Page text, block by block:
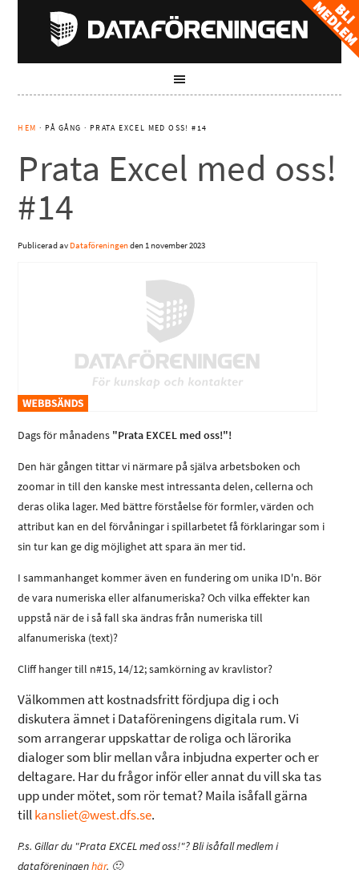
HEM · PÅ GÅNG · PRATA EXCEL MED OSS! #14
Prata Excel med oss!
#14
Publicerad av Dataföreningenden1 november 2023
Dags för månadens "Prata EXCEL med oss!"!
Den här gången tittar vi närmare på själva arbetsboken och
zoomar in till den kanske mest intressanta delen, cellerna och
deras olika lager. Med bättre förståelse för formler, värden och
attribut kan en del förvåningar i spillarbetet få förklaringar som i
sin tur kan ge dig möjlighet att spara än mer tid.
I sammanhanget kommer även en fundering om unika ID'n. Bör
de vara numeriska eller alfanumeriska? Och vilka effekter kan
uppstå när de i så fall ska ändras från numeriska till
alfanumeriska (text)?
Cliff hanger till n#15, 14/12; samkörning av kravlistor?
Välkommen att kostnadsfritt fördjupa dig i och
diskutera ämnet i Dataföreningens digitala rum. Vi
som arrangerar uppskattar de roliga och lärorika
dialoger som blir mellan våra inbjudna experter och er
deltagare. Har du frågor inför eller annat du vill ska tas
upp under mötet, som rör temat? Maila isåfall gärna
tillkansliet@west.dfs.se.
P.s. Gillar du "Prata EXCEL med oss!"? Bli isåfall medlem i
dataföreningenhär. 🙂